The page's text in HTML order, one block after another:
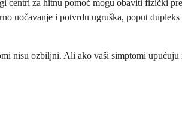
centri za hitnu pomoć mogu obaviti fizički
uočavanje i potvrdu ugruška, poput
nisu ozbiljni. Ali ako vaši simptomi